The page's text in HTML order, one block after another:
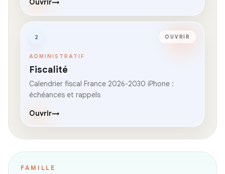
2 OUVRIR
ADMINISTRATIF
Fiscalité
Calendrier fiscal France 2026-2030 iPhone :
échéances et rappels
Ouvrir→
FAMILLE